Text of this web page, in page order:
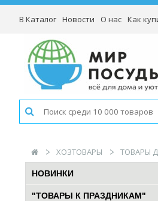
В Каталог Новости О нас Как
ХОЗТОВАРЫ ТОВАРЫ
НОВИНКИ
"ТОВАРЫ К ПРАЗДНИКАМ"